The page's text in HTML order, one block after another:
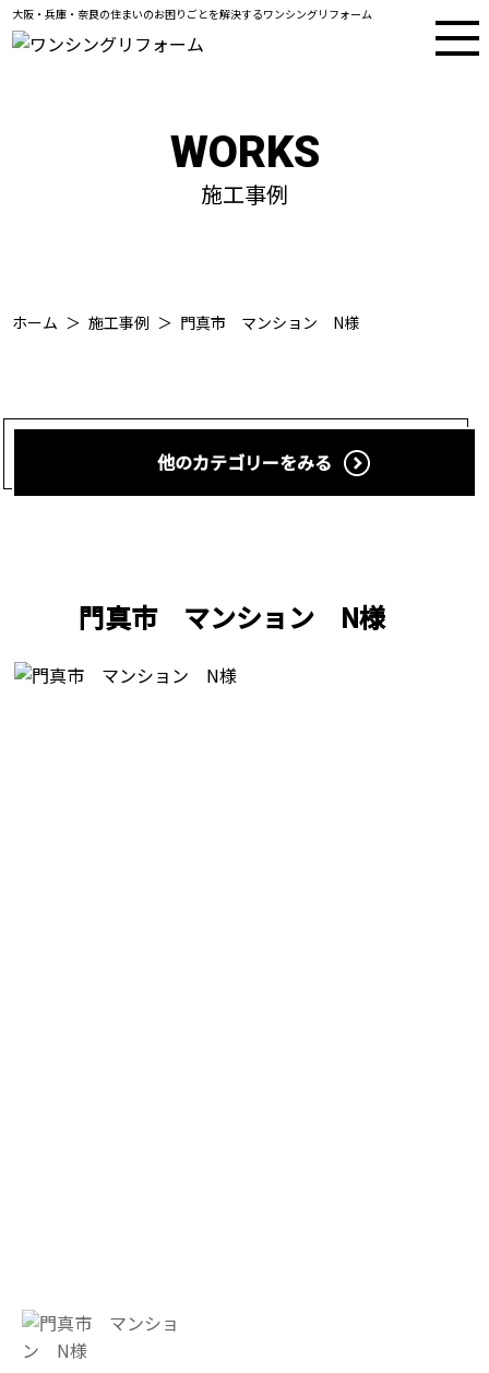
大阪・兵庫・奈良の住まいのお困りごとを解決するワンシングリフォーム
WORKS
施工事例
ホーム 施工事例 門真市 マンション N様
他のカテゴリーをみる
門真市 マンション N様